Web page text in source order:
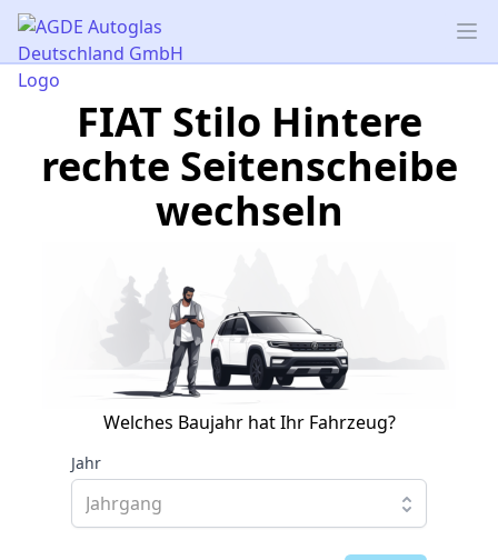
AGDE Autoglas Deutschland GmbH
FIAT Stilo Hintere
rechte Seitenscheibe
wechseln
Welches Baujahr hat Ihr Fahrzeug?
Jahr